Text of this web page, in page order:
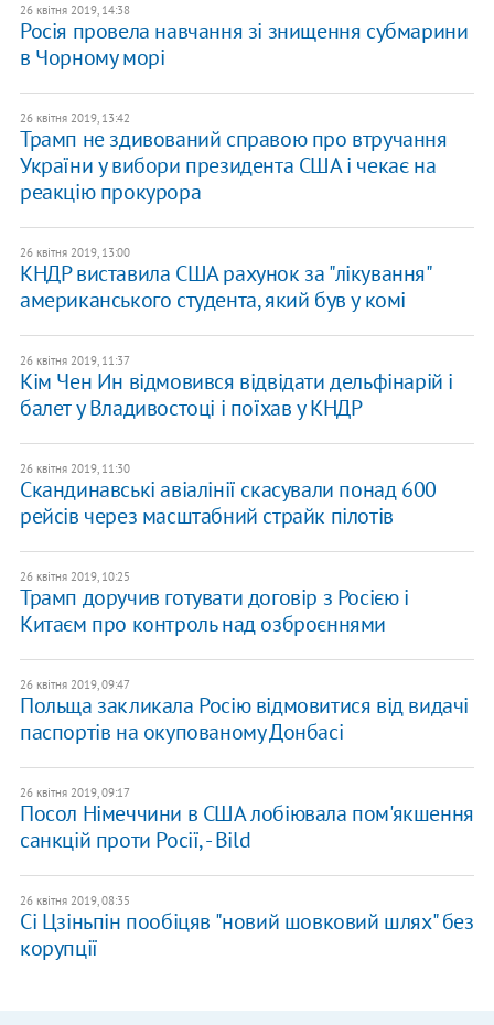
26 квітня 2019, 14:38
Росія провела навчання зі знищення субмарини
в Чорному морі
26 квітня 2019, 13:42
Трамп не здивований справою про втручання
України у вибори президента США і чекає на
реакцію прокурора
26 квітня 2019, 13:00
​КНДР виставила США рахунок за "лікування"
американського студента, який був у комі
26 квітня 2019, 11:37
Кім Чен Ин відмовився відвідати дельфінарій і
балет у Владивостоці і поїхав у КНДР
26 квітня 2019, 11:30
Скандинавські авіалінії скасували понад 600
рейсів через масштабний страйк пілотів
26 квітня 2019, 10:25
Трамп доручив готувати договір з Росією і
Китаєм про контроль над озброєннями
26 квітня 2019, 09:47
Польща закликала Росію відмовитися від видачі
паспортів на окупованому Донбасі
26 квітня 2019, 09:17
Посол Німеччини в США лобіювала пом'якшення
санкцій проти Росії, - Bild
26 квітня 2019, 08:35
Сі Цзіньпін пообіцяв "новий шовковий шлях" без
корупції